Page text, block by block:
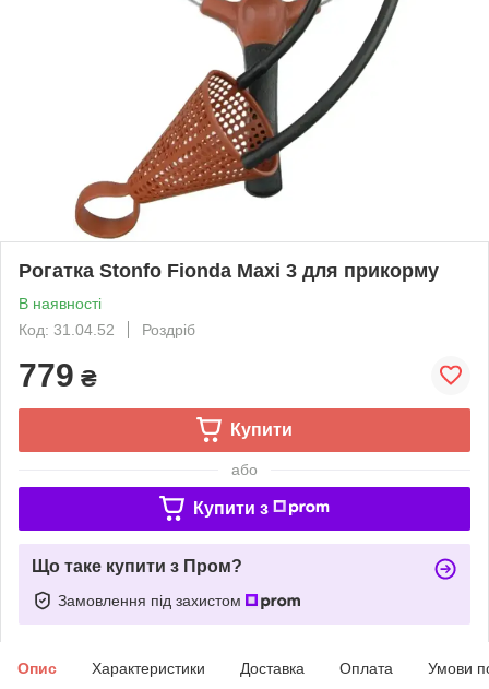
Рогатка Stonfo Fionda Maxi 3 для прикорму
В наявності
Код: 31.04.52
Роздріб
779 ₴
Купити
або
Купити з
Що таке купити з Пром?
Замовлення під захистом
Опис Характеристики Доставка Оплата Умови